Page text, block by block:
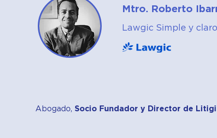
Mtro. Roberto
Lawgic Simple y claro
Abogado, Socio Fundador y Director de